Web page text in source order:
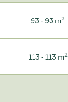
93 - 93 m2
113 - 113 m2